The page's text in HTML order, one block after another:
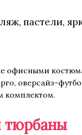
пастели,
офисными
оверсайз-
комплектом.
тюрбаны